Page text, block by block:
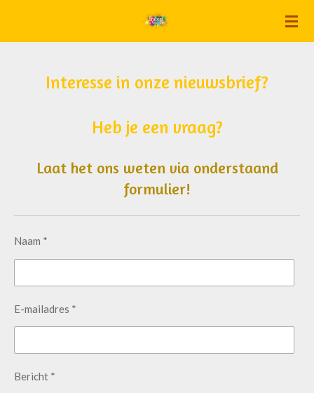
hoofdinhoudInteresse in onze nieuwsbrief?
Heb je een vraag?
Laat het ons weten via onderstaand
formulier!
Naam *
E-mailadres *
Bericht *